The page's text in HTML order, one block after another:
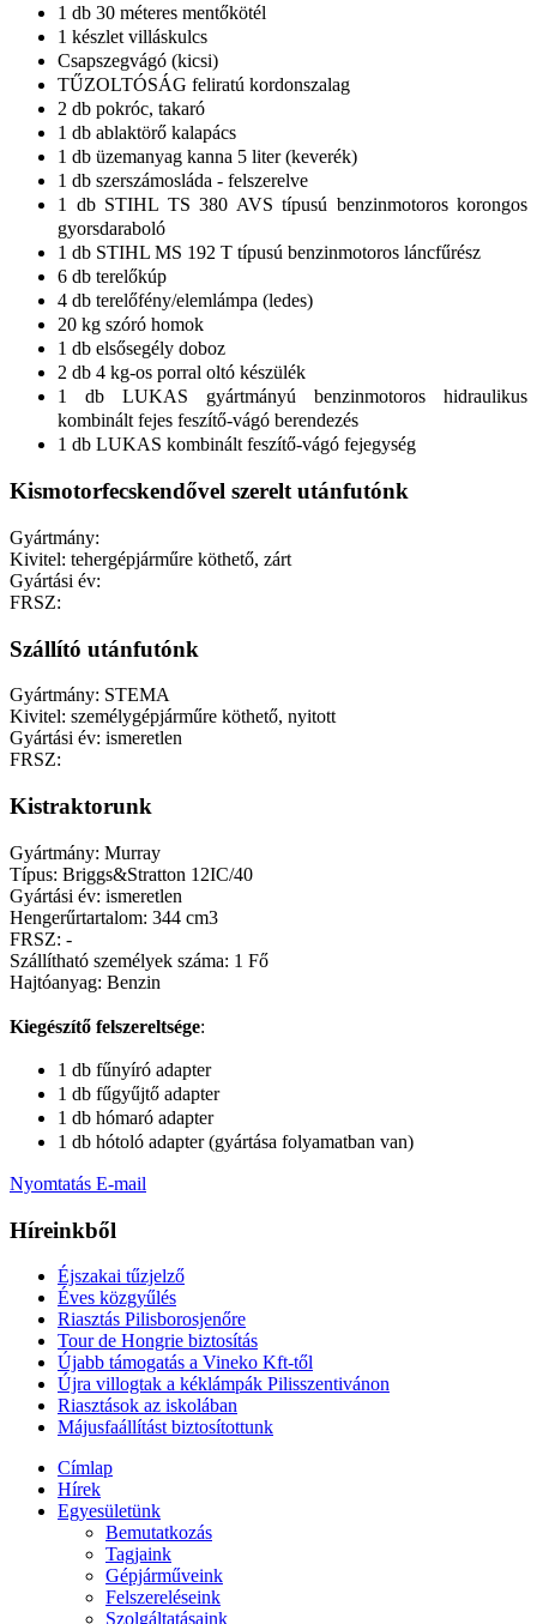
1 db 30 méteres mentőkötél
1 készlet villáskulcs
Csapszegvágó (kicsi)
TŰZOLTÓSÁG feliratú kordonszalag
2 db pokróc, takaró
1 db ablaktörő kalapács
1 db üzemanyag kanna 5 liter (keverék)
1 db szerszámosláda - felszerelve
1 db STIHL TS 380 AVS típusú benzinmotoros korongos
gyorsdaraboló
1 db STIHL MS 192 T típusú benzinmotoros láncfűrész
6 db terelőkúp
4 db terelőfény/elemlámpa (ledes)
20 kg szóró homok
1 db elsősegély doboz
2 db 4 kg-os porral oltó készülék
1 db LUKAS gyártmányú benzinmotoros hidraulikus
kombinált fejes feszítő-vágó berendezés
1 db LUKAS kombinált feszítő-vágó fejegység
Kismotorfecskendővel szerelt utánfutónk
Gyártmány:
Kivitel: tehergépjárműre köthető, zárt
Gyártási év:
FRSZ:
Szállító utánfutónk
Gyártmány: STEMA
Kivitel: személygépjárműre köthető, nyitott
Gyártási év: ismeretlen
FRSZ:
Kistraktorunk
Gyártmány: Murray
Típus: Briggs&Stratton 12IC/40
Gyártási év: ismeretlen
Hengerűrtartalom: 344 cm3
FRSZ: -
Szállítható személyek száma: 1 Fő
Hajtóanyag: Benzin
Kiegészítő felszereltsége:
1 db fűnyíró adapter
1 db fűgyűjtő adapter
1 db hómaró adapter
1 db hótoló adapter (gyártása folyamatban van)
Nyomtatás E-mail
Híreinkből
Éjszakai tűzjelző
Éves közgyűlés
Riasztás Pilisborosjenőre
Tour de Hongrie biztosítás
Újabb támogatás a Vineko Kft-től
Újra villogtak a kéklámpák Pilisszentivánon
Riasztások az iskolában
Májusfaállítást biztosítottunk
Címlap
Hírek
Egyesületünk
Bemutatkozás
Tagjaink
Gépjárműveink
Felszereléseink
Szolgáltatásaink